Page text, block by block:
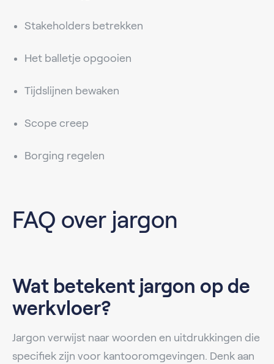
Stakeholders betrekken
Het balletje opgooien
Tijdslijnen bewaken
Scope creep
Borging regelen
FAQ over jargon
Wat betekent jargon op de
werkvloer?
Jargon verwijst naar woorden en uitdrukkingen die
specifiek zijn voor kantooromgevingen. Denk aan